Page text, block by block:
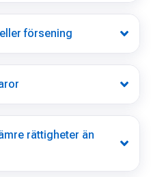
försening
rättigheter än